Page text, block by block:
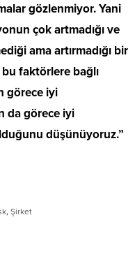
gözlenmiyor. Yani
çok artmadığı ve
ama artırmadığı bir
faktörlere bağlı
görece iyi
da görece iyi
düşünüyoruz.”
, Şirket